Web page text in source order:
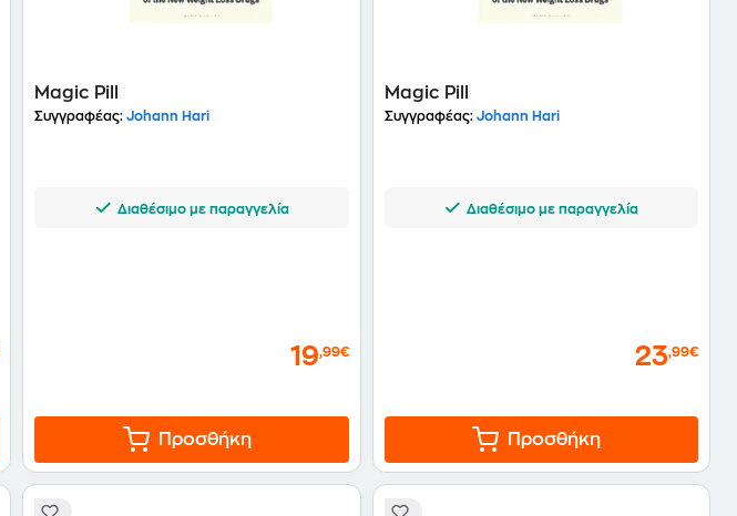
Magic Pill
Συγγραφέας: Johann Hari
Διαθέσιμο με παραγγελία
19,99€
Προσθήκη
Magic Pill
Συγγραφέας:Johann Hari
Διαθέσιμο με παραγγελία
23,99€
Προσθήκη